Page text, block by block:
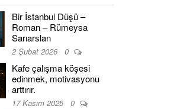
Bir İstanbul Düşü –
Roman – Rümeysa
Sarıarslan
2 Şubat 2026 0
Kafe çalışma köşesi
edinmek, motivasyonu
arttırır.
17 Kasım 2025 0